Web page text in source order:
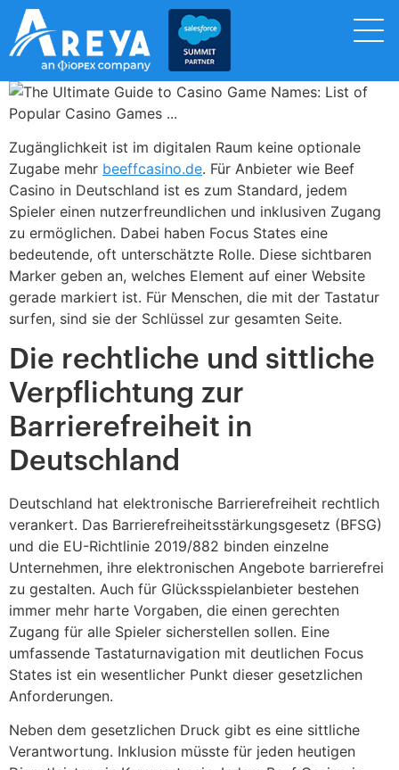
Zugänglichkeit ist im digitalen Raum keine optionale
Zugabe mehr beeffcasino.de. Für Anbieter wie Beef
Casino in Deutschland ist es zum Standard, jedem
Spieler einen nutzerfreundlichen und inklusiven Zugang
zu ermöglichen. Dabei haben Focus States eine
bedeutende, oft unterschätzte Rolle. Diese sichtbaren
Marker geben an, welches Element auf einer Website
gerade markiert ist. Für Menschen, die mit der Tastatur
surfen, sind sie der Schlüssel zur gesamten Seite.
Die rechtliche und sittliche
Verpflichtung zur
Barrierefreiheit in
Deutschland
Deutschland hat elektronische Barrierefreiheit rechtlich
verankert. Das Barrierefreiheitsstärkungsgesetz (BFSG)
und die EU-Richtlinie 2019/882 binden einzelne
Unternehmen, ihre elektronischen Angebote barrierefrei
zu gestalten. Auch für Glücksspielanbieter bestehen
immer mehr harte Vorgaben, die einen gerechten
Zugang für alle Spieler sicherstellen sollen. Eine
umfassende Tastaturnavigation mit deutlichen Focus
States ist ein wesentlicher Punkt dieser gesetzlichen
Anforderungen.
Neben dem gesetzlichen Druck gibt es eine sittliche
Verantwortung. Inklusion müsste für jeden heutigen